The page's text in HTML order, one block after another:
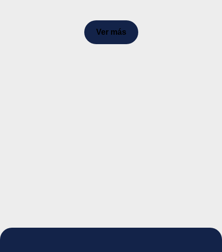
Ver más